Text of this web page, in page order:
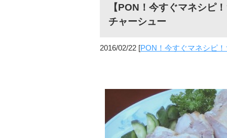
【PON！今すぐマネシピ
チャーシュー
2016/02/22 [PON！今すぐマネシピ